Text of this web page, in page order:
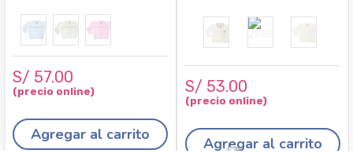
S/ 57.00
Agregar al carrito
S/ 53.00
Agregar al carrito